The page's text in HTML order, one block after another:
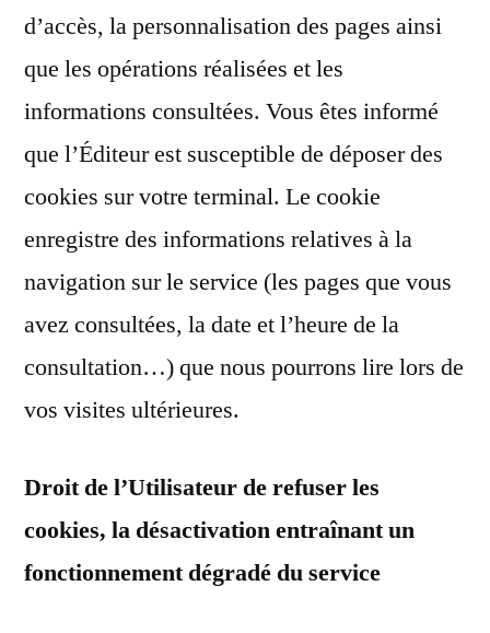
d’accès, la personnalisation des pages ainsi
que les opérations réalisées et les
informations consultées. Vous êtes informé
que l’Éditeur est susceptible de déposer des
cookies sur votre terminal. Le cookie
enregistre des informations relatives à la
navigation sur le service (les pages que vous
avez consultées, la date et l’heure de la
consultation…) que nous pourrons lire lors de
vos visites ultérieures.
Droit de l’Utilisateur de refuser les
cookies, la désactivation entraînant un
fonctionnement dégradé du service